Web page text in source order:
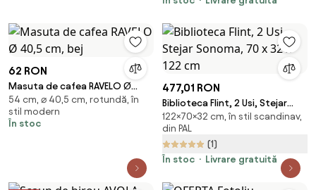
62 RON
Masuta de cafea RAVELO Ø
40,5 cm, bej
54 cm, ⌀ 40,5 cm, rotundă, în
stil modern
În stoc
477,01 RON
Biblioteca Flint, 2 Usi, Stejar
Sonoma, 70 x 32 x 122 cm
122×70×32 cm, în stil scandinav,
din PAL
(1)
În stoc
Livrare gratuită